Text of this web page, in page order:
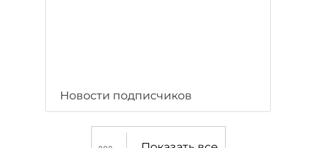
Новости подписчиков